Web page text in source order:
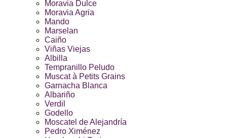
Moravia Dulce
Moravia Agria
Mando
Marselan
Caiño
Viñas Viejas
Albilla
Tempranillo Peludo
Muscat à Petits Grains
Garnacha Blanca
Albariño
Verdil
Godello
Moscatel de Alejandría
Pedro Ximénez